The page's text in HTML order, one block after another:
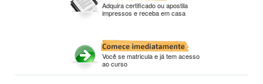
Adquira certificado ou apostila
impressos e receba em casa
Você se matricula e já tem acesso
ao curso